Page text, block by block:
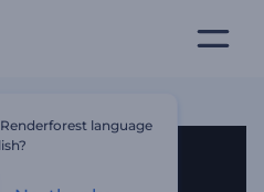
language